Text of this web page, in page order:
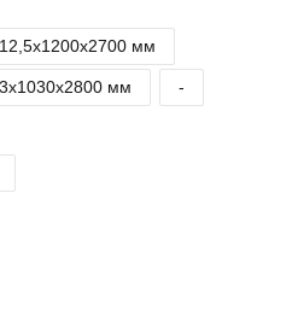
12,5х1200х2700 мм
3х1030х2800 мм -